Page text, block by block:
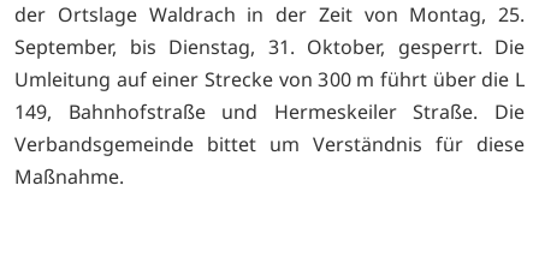
der Ortslage Waldrach in der Zeit von Montag, 25.
September, bis Dienstag, 31. Oktober, gesperrt. Die
Umleitung auf einer Strecke von 300 m führt über die L
149, Bahnhofstraße und Hermeskeiler Straße. Die
Verbandsgemeinde bittet um Verständnis für diese
Maßnahme.